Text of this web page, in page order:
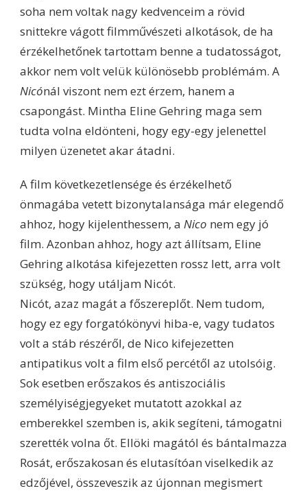
soha nem voltak nagy kedvenceim a rövid
snittekre vágott filmművészeti alkotások, de ha
érzékelhetőnek tartottam benne a tudatosságot,
akkor nem volt velük különösebb problémám. A
Nicónál viszont nem ezt érzem, hanem a
csapongást. Mintha Eline Gehring maga sem
tudta volna eldönteni, hogy egy-egy jelenettel
milyen üzenetet akar átadni.
A film következetlensége és érzékelhető
önmagába vetett bizonytalansága már elegendő
ahhoz, hogy kijelenthessem, a Nico nem egy jó
film. Azonban ahhoz, hogy azt állítsam, Eline
Gehring alkotása kifejezetten rossz lett, arra volt
szükség, hogy utáljam Nicót.
Nicót, azaz magát a főszereplőt. Nem tudom,
hogy ez egy forgatókönyvi hiba-e, vagy tudatos
volt a stáb részéről, de Nico kifejezetten
antipatikus volt a film első percétől az utolsóig.
Sok esetben erőszakos és antiszociális
személyiségjegyeket mutatott azokkal az
emberekkel szemben is, akik segíteni, támogatni
szerették volna őt. Ellöki magától és bántalmazza
Rosát, erőszakosan és elutasítóan viselkedik az
edzőjével, összeveszik az újonnan megismert